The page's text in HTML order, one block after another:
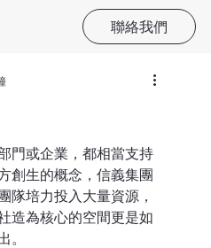
聯絡我們
門或企業，都相當支持
創生的概念，信義集團
隊培力投入大量資源，
造為核心的空間更是如
。